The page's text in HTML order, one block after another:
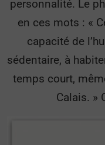
personnalité. Le
en ces mots : «
capacité de
sédentaire, à
temps court,
Calais. »